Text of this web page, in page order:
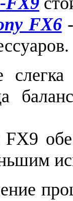
FX6-
слегка